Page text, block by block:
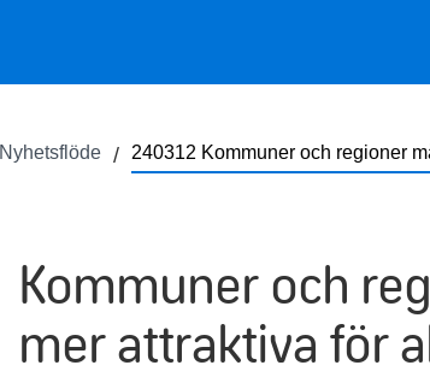
Nyhetsflöde 240312 Kommuner och regioner
Kommuner och
mer attraktiva för